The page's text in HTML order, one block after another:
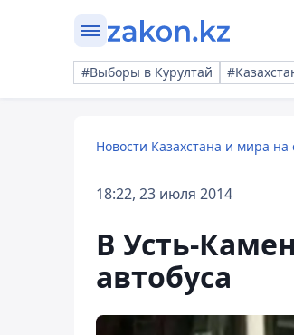
#Выборы в Курултай
Новости Казахстана и мира на
18:22, 23 июля 2014
В Усть-
автобуса